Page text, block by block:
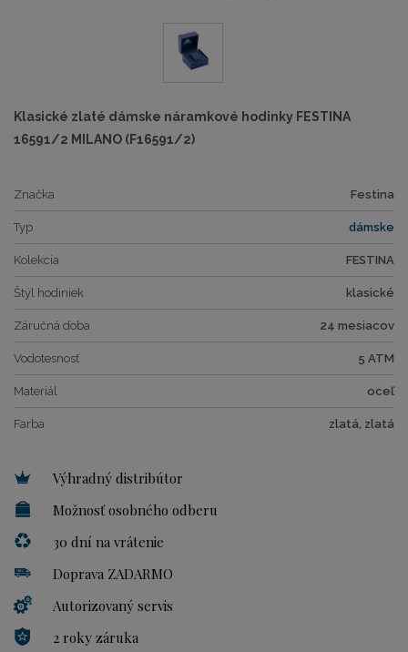
Klasické zlaté dámske náramkové hodinky FESTINA
16591/2 MILANO (F16591/2)
Značka Festina
Typ dámske
Kolekcia FESTINA
Štýl hodiniek klasické
Záručná doba 24 mesiacov
Vodotesnosť 5 ATM
Materiál oceľ
Farba zlatá, zlatá
Výhradný distribútor
Možnosť osobného odberu
30 dní na vrátenie
Doprava ZADARMO
Autorizovaný servis
2 roky záruka